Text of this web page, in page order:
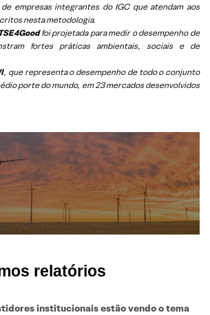
empresas integrantes do IGC que atendam aos
nesta metodologia.
foi projetada para medir o desempenho de
fortes práticas ambientais, sociais e de
, que representa o desempenho de todo o conjunto
porte do mundo, em 23 mercados desenvolvidos
relatórios
institucionais estão vendo o tema